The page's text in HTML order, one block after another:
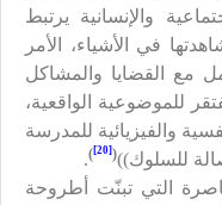
والإنسانية يرتبط
في الأشياء، الأمر
مع القضايا والمشاكل
للموضوعية الواقعية،
والفيزيائية للمدرسة
للسلوك))(
[20]
)
.
التي تبنّت أطروحة